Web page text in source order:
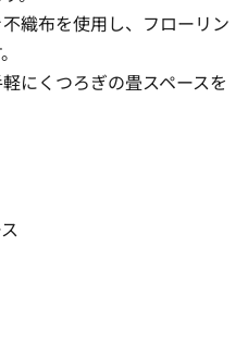
織布を使用し、フローリン
にくつろぎの畳スペースを